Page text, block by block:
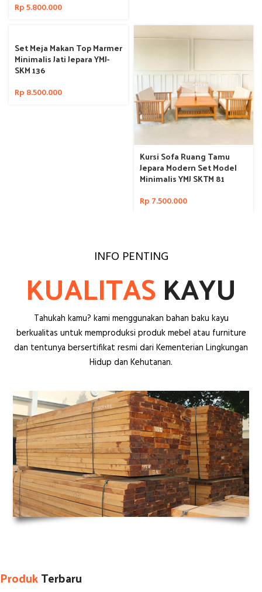
Rp5.800.000
Set Meja Makan Top Marmer
Minimalis Jati Jepara YMJ-
SKM 136
Rp 8.500.000
Kursi Sofa Ruang Tamu
Jepara Modern Set Model
Minimalis YMJ SKTM 81
Rp 7.500.000
INFO PENTING
KUALITASKAYU
Tahukah kamu? kami menggunakan bahan baku kayu
berkualitas untuk memproduksi produk mebel atau furniture
dan tentunya bersertifikat resmi dari Kementerian Lingkungan
Hidup dan Kehutanan.
ProdukTerbaru